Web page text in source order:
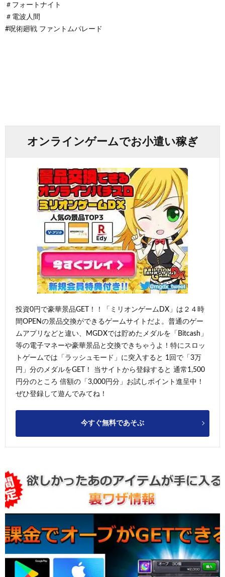
＃フォートナイト
＃電波人間
#呪術廻戦 ファントムパレード
オンラインゲームでお小遣い稼ぎ
投資0円で豪華景品GET！！「ミリオンゲームDX」は２４時
間OPENの景品交換ができるゲームサイトだよ。普通のゲー
ムアプリなどと違い、MGDXでは貯めたメダルを「Bitcash」
等の電子マネーや豪華景品と交換できちゃうよ！特にスロッ
トゲームでは「ラッシュモード」に突入すると 1回で「3万
円」分のメダルをGET！ 当サイトから登録すると 通常1,500
円分のところ 倍額の「3,000円分」お試しポイント進呈中！
ぜひ登録して遊んでみてね！
今すぐ無料であそぶ